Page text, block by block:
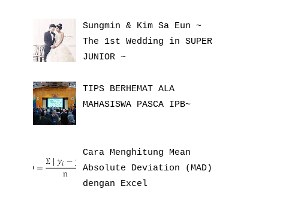
Sungmin & Kim Sa Eun ~
The 1st Wedding in SUPER
JUNIOR ~
TIPS BERHEMAT ALA
MAHASISWA PASCA IPB~
Cara Menghitung Mean
Absolute Deviation (MAD)
dengan Excel